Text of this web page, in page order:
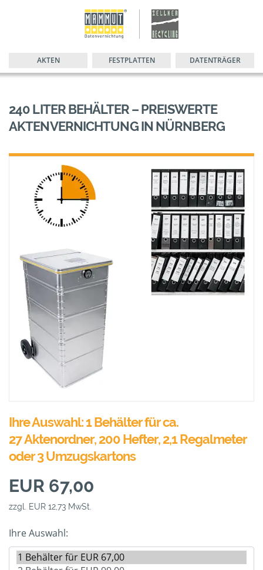
AKTEN FESTPLATTEN DATENTRÄGER
240 LITER BEHÄLTER – PREISWERTE
AKTENVERNICHTUNG IN NÜRNBERG
Ihre Auswahl: 1 Behälter für ca.
27 Aktenordner, 200 Hefter, 2,1 Regalmeter
oder 3 Umzugskartons
EUR 67,00
zzgl. EUR 12,73 MwSt.
Ihre Auswahl: